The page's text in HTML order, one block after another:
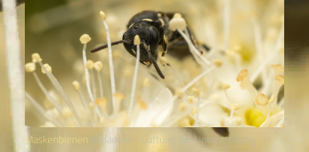
Maskenbienen (Hylaeus) – Gattung der Unterordnung